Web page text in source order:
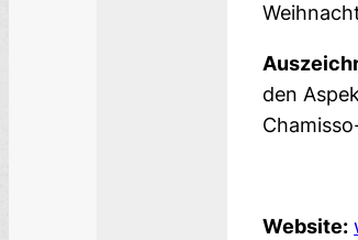
den
Website: